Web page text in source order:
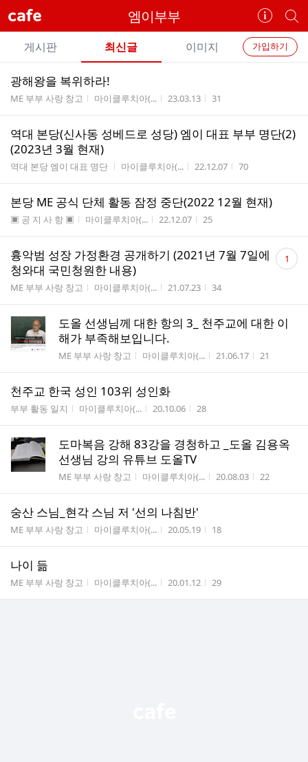
cafe 엠이부부
카
페
정
보
개
별
카
페
카
페
메
뉴
가입하기
게시판 최신글 이미지
전
체
글
리
광해왕을 복위하라!
게시판명
ME 부부 사랑 창고 작성자
마이클루치아(... 작성시간
23.03.13 조회수
31
역대 본당(신사동 성베드로 성당) 엠이 대표 부부 명단(2)
(2023년 3월 현재)
게시판명
역대 본당 엠이 대표 명단 작성자
마이클루치아(... 작성시간
22.12.07 조회수
70
본당 ME 공식 단체 활동 잠정 중단(2022 12월 현재)
게시판명
▣ 공 지 사 항 ▣ 작성자
마이클루치아(... 작성시간
22.12.07 조회수
25
흉악범 성장 가정환경 공개하기 (2021년 7월 7일에
청와대 국민청원한 내용)
게시판명
ME 부부 사랑 창고 작성자
마이클루치아(... 작성시간
21.07.23 조회수
34
댓
글 1
도올 선생님께 대한 항의 3_ 천주교에 대한 이
해가 부족해보입니다.
게시판명
ME 부부 사랑 창고 작성자
마이클루치아(... 작성시간
21.06.17 조회수
21
천주교 한국 성인 103위 성인화
게시판명
부부 활동 일지 작성자
마이클루치아(... 작성시간
20.10.06 조회수
28
도마복음 강해 83강을 경청하고 _도올 김용옥
선생님 강의 유튜브 도올TV
게시판명
ME 부부 사랑 창고 작성자
마이클루치아(... 작성시간
20.08.03 조회수
22
숭산 스님_현각 스님 저 '선의 나침반'
게시판명
ME 부부 사랑 창고 작성자
마이클루치아(... 작성시간
20.05.19 조회수
18
나이 듦
게시판명
ME 부부 사랑 창고 작성자
마이클루치아(... 작성시간
20.01.12 조회수
29